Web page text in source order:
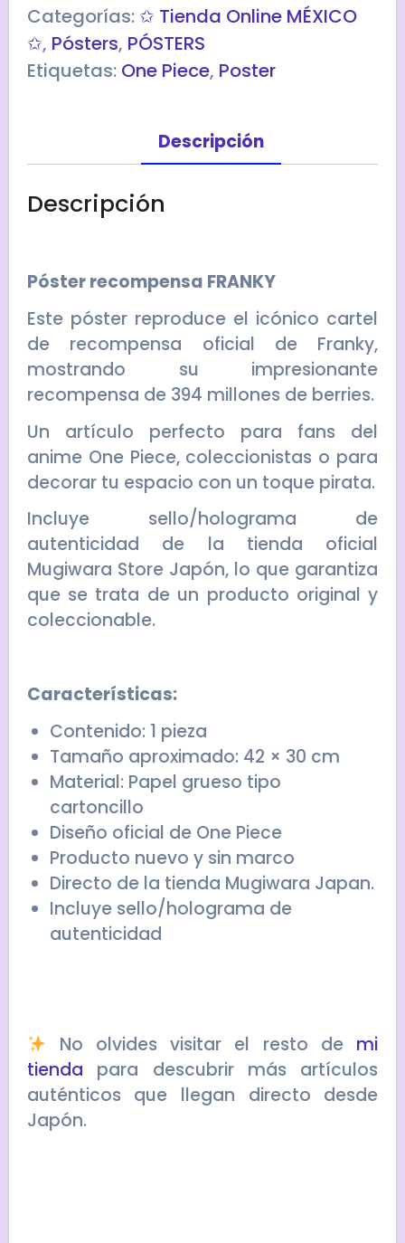
Categorías: ✩ Tienda Online MÉXICO
✩, Pósters, PÓSTERS
Etiquetas: One Piece, Poster
Descripción
Descripción
Póster recompensa FRANKY
Este póster reproduce el icónico cartel
de recompensa oficial de Franky,
mostrando su impresionante
recompensa de 394 millones de berries.
Un artículo perfecto para fans del
anime One Piece, coleccionistas o para
decorar tu espacio con un toque pirata.
Incluye sello/holograma de
autenticidad de la tienda oficial
Mugiwara Store Japón, lo que garantiza
que se trata de un producto original y
coleccionable.
Características:
Contenido: 1 pieza
Tamaño aproximado: 42 × 30 cm
Material: Papel grueso tipo
cartoncillo
Diseño oficial de One Piece
Producto nuevo y sin marco
Directo de la tienda Mugiwara Japan.
Incluye sello/holograma de
autenticidad
No olvides visitar el resto de mi
tienda para descubrir más artículos
auténticos que llegan directo desde
Japón.